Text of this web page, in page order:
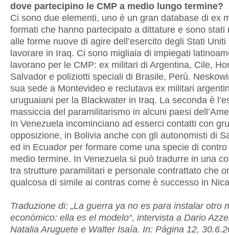
dove partecipino le CMP a medio lungo termine?
Ci sono due elementi, uno è un gran database di ex
formati che hanno partecipato a dittature e sono stati
alle forme nuove di agire dell’esercito degli Stati Uniti
lavorare in Iraq. Ci sono migliaia di impiegati
lavorano per le CMP: ex militari di Argentina, Cile,
Salvador e poliziotti speciali di Brasile, Perù.
sua sede a Montevideo e reclutava ex militari
uruguaiani per la Blackwater in Iraq. La seconda è
massiccia del paramilitarismo in alcuni paesi
In Venezuela incominciano ad esserci contatti con
opposizione, in Bolivia anche con gli autonomisti di
ed in Ecuador per formare come una specie di
medio termine. In Venezuela si può tradurre in una
tra strutture paramilitari e personale contrattato che
qualcosa di simile ai contras come è successo in
Traduzione di: „La guerra ya no es para instalar otro
económico: ella es el modelo“, intervista a Dario
Natalia Aruguete e Walter Isaía. In: Página 12,